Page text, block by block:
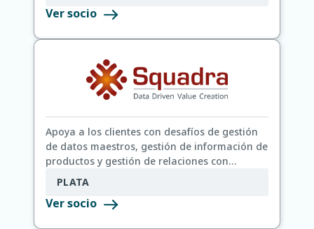
Ver socio
Apoya a los clientes con desafíos de gestión
de datos maestros, gestión de información de
productos y gestión de relaciones con
clientes.
PLATA
Ver socio